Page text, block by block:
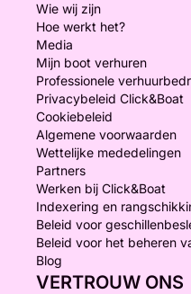
Wie wij zijn
Hoe werkt het?
Media
Mijn boot verhuren
Professionele
Privacybeleid Click&Boat
Cookiebeleid
Algemene voorwaarden
Wettelijke mededelingen
Partners
Werken bij Click&Boat
Indexering en
Beleid voor
Beleid voor het beheren
Blog
VERTROUW ONS